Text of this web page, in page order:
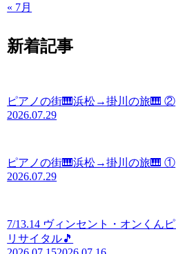
« 7月
新着記事
ピアノの街🎹浜松→掛川の旅🎹 ②
2026.07.29
ピアノの街🎹浜松→掛川の旅🎹 ①
2026.07.29
7/13.14 ヴィンセント・オンくん
リサイタル🎵